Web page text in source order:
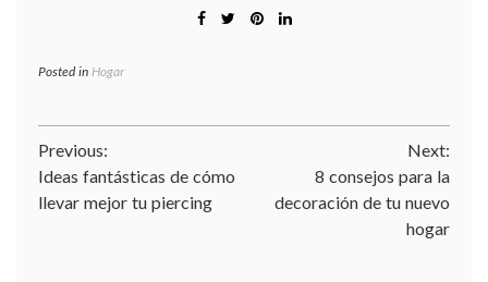
Posted in Hogar
Navegación
de
Previous:
Ideas fantásticas de cómo
llevar mejor tu piercing
Next:
8 consejos para la
decoración de tu nuevo
hogar